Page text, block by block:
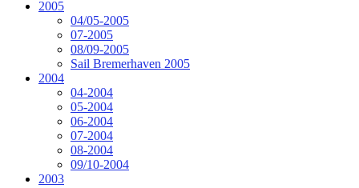
2005
04/05-2005
07-2005
08/09-2005
Sail Bremerhaven 2005
2004
04-2004
05-2004
06-2004
07-2004
08-2004
09/10-2004
2003